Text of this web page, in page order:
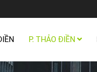
P. THẢO ĐIỀN